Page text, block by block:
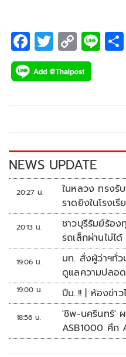
F
ac
e
k
T
wi
tt
C
o
p
k
Li
NEWS UPDATE
20:27 น.
ในหลวง ทรงรั
ราดยิงในโรงเรี
20:13 น.
ชาวบุรีรัมย์ร้อง
รถเล็กผ่านไม่ไ
19:06 น.
มท. สั่งผู้ว่าฯทั่ว
ดูแลความปลอ
19:00 น. ปืน..!! | ห้องข่า
18:56 น.
'ชิพ-นครินทร์' ผ
ASB1000 ศึก